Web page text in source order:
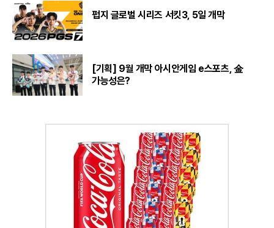
펍지 글로벌 시리즈 서킷3, 5일 개막
[기획] 9월 개막 아시안게임 e스포츠, 金
가능성은?